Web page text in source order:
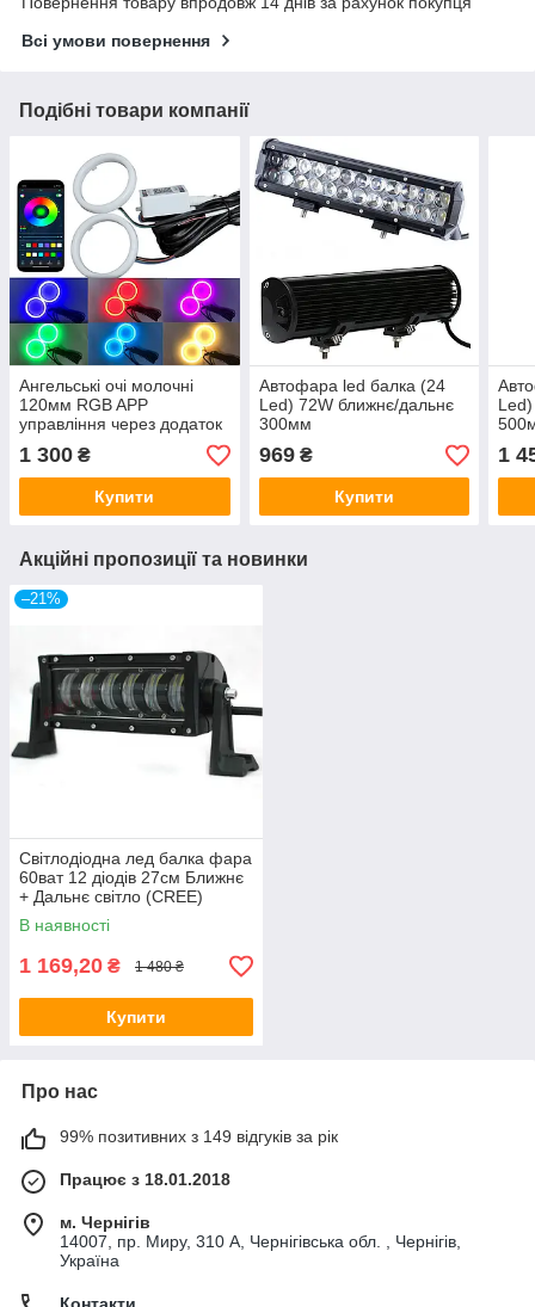
Всі умови повернення
Подібні товари компанії
Ангельські очі молочні
120мм RGB APP
управління через додаток
1 300 ₴
Купити
Автофара led балка (24
Led) 72W ближнє/дальнє
300мм
969₴
Купити
1
Акційні пропозиції та новинки
–21%
Світлодіодна лед балка фара
60ват 12 діодів 27см Ближнє
+ Дальнє світло (CREE)
В наявності
1 169,20 ₴ 1 480 ₴
Купити
Про нас
99% позитивних з 149 відгуків за рік
Працює з 18.01.2018
м. Чернігів
14007, пр. Миру, 310 А, Чернігівська обл. , Чернігів,
Україна